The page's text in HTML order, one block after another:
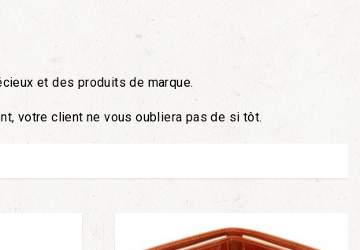
et des produits de marque.
votre client ne vous oubliera pas de si tôt.